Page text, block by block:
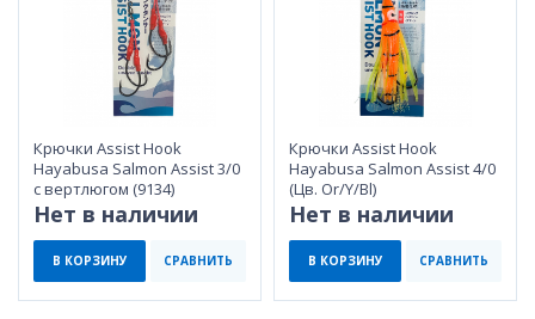
Крючки Assist Hook
Hayabusa Salmon Assist 3/0
с вертлюгом (9134)
Нет в наличии
В КОРЗИНУ СРАВНИТЬ
Крючки Assist Hook
Hayabusa Salmon Assist 4/0
(Цв. Or/Y/Bl)
Нет в наличии
В КОРЗИНУ СРАВНИТЬ